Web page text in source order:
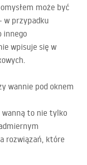
może być
w przypadku
innego
wpisuje się w
wannie pod oknem
wanną to nie tylko
rozwiązań, które